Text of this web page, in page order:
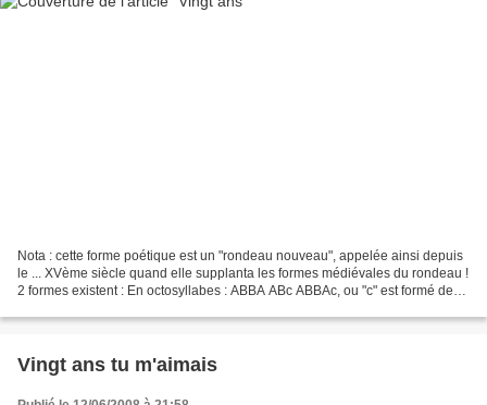
Nota : cette forme poétique est un "rondeau nouveau", appelée ainsi depuis
le ... XVème siècle quand elle supplanta les formes médiévales du rondeau !
2 formes existent : En octosyllabes : ABBA ABc ABBAc, ou "c" est formé des
Vingt ans tu m'aimais